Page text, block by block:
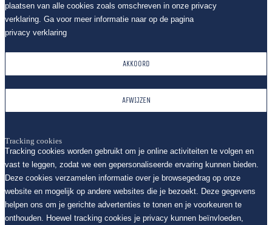
plaatsen van alle cookies zoals omschreven in onze privacy
verklaring. Ga voor meer informatie naar op de pagina
privacy verklaring
AKKOORD
AFWIJZEN
Tracking cookies
Tracking cookies worden gebruikt om je online activiteiten te volgen en
vast te leggen, zodat we een gepersonaliseerde ervaring kunnen bieden.
Deze cookies verzamelen informatie over je browsegedrag op onze
website en mogelijk op andere websites die je bezoekt. Deze gegevens
helpen ons om je gerichte advertenties te tonen en je voorkeuren te
onthouden. Hoewel tracking cookies je privacy kunnen beïnvloeden,